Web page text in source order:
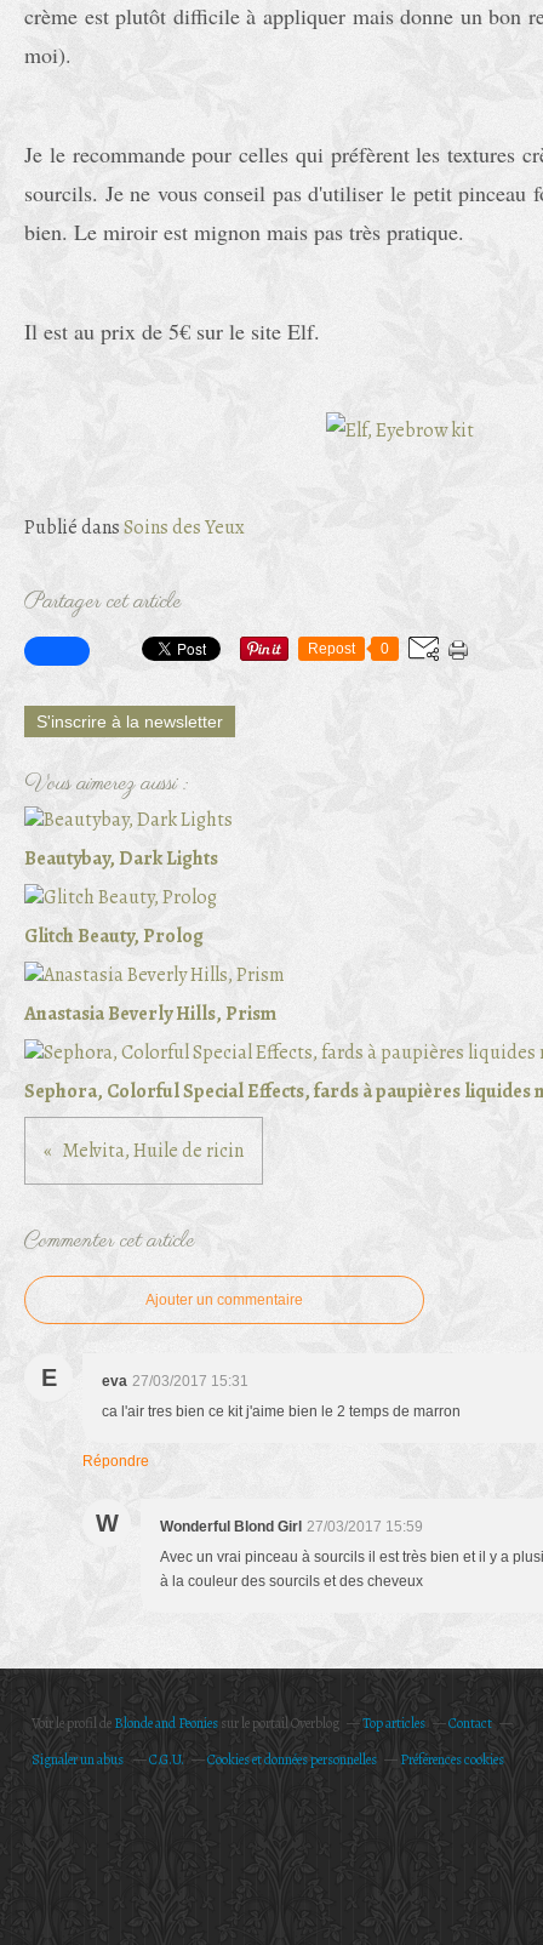
crème est plutôt difficile à appliquer mais donne un bon
moi).
Je le recommande pour celles qui préfèrent les textures
sourcils. Je ne vous conseil pas d'utiliser le petit pinceau
bien. Le miroir est mignon mais pas très pratique.
Il est au prix de 5€ sur le site Elf.
Publié dansSoins des Yeux
Partager cet article
Repost 0
S'inscrire à la newsletter
Vous aimerez aussi :
Beautybay, Dark Lights
Glitch Beauty, Prolog
Anastasia Beverly Hills, Prism
Sephora, Colorful Special Effects, fards à paupières liquides
Melvita, Huile de ricin
Commenter cet article
Ajouter un commentaire
E eva 27/03/2017 15:31
ca l'air tres bien ce kit j'aime bien le 2 temps de marron
Répondre
W Wonderful Blond Girl 27/03/2017 15:59
Avec un vrai pinceau à sourcils il est très bien et il y a
à la couleur des sourcils et des cheveux
Voir le profil deBlonde and Peoniessur le portail Overblog Top articles
Contact
Signaler un abus
C.G.U. Cookies et données personnelles Préférences cookies